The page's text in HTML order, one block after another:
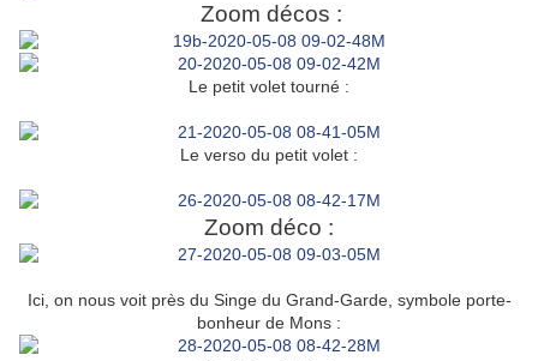
Zoom décos :
Le petit volet tourné :
Le verso du petit volet :
Zoom déco :
Ici, on nous voit près du Singe du Grand-Garde, symbole porte-
bonheur de Mons :